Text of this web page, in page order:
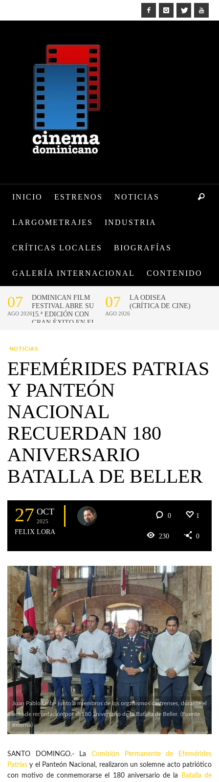
INICIO ESTRENOS NOTICIAS
LARGOMETRAJES INDUSTRIA
CRÍTICAS LOCALES BIOGRAFÍAS
GALERÍA INTERNACIONAL CONTENIDO
NOTICIAS
EFEMÉRIDES PATRIAS
Y PANTEÓN
NACIONAL
RECUERDAN 180
ANIVERSARIO
BATALLA DE BELLER
27 OCT
2025
FELIX LORA
0 1
230 0
Juan Pablo Uribe junto a miembros de los organismos castrenses, durante el
acto de recordación por el 180 aniversario de la Batalla de Beller. (Fuente
externa)
SANTO DOMINGO.- La Comisión Permanente de Efemérides
Patrias y el Panteón Nacional, realizaron un solemne acto patriótico
con motivo de conmemorarse el 180 aniversario de la
Batalla de